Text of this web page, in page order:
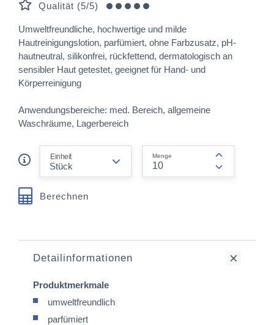
Qualität (5/5)
Umweltfreundliche, hochwertige und milde
Hautreinigungslotion, parfümiert, ohne Farbzusatz, pH-
hautneutral, silikonfrei, rückfettend, dermatologisch an
sensibler Haut getestet, geeignet für Hand- und
Körperreinigung
Anwendungsbereiche: med. Bereich, allgemeine
Waschräume, Lagerbereich
Einheit Menge
Berechnen
Detailinformationen
Produktmerkmale
umweltfreundlich
parfümiert